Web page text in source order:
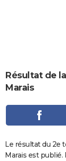
CARTE DE VOEUX
Carte de Noël
Carte Bonne année
Carte Saint-Valentin
Carte Pâques
Carte d'anniversaire
DICTIONNAIRE
Dictionnaire
Biographies
Expressions
Proverbes
PROGRAMME TV
S'inscrire
Se connecter
Lycées
Collèges
Primaires
Universités
Entreprises
Service militaire
Avis de recherche
AVIS DE DÉCÈS
Résultat de
Marais
Le résultat du 2e
Marais est